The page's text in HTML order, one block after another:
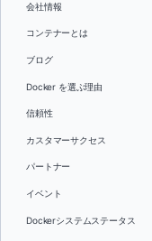
会社情報
コンテナーとは
ブログ
Docker を選ぶ理由
信頼性
カスタマーサクセス
パートナー
イベント
Dockerシステムステータス